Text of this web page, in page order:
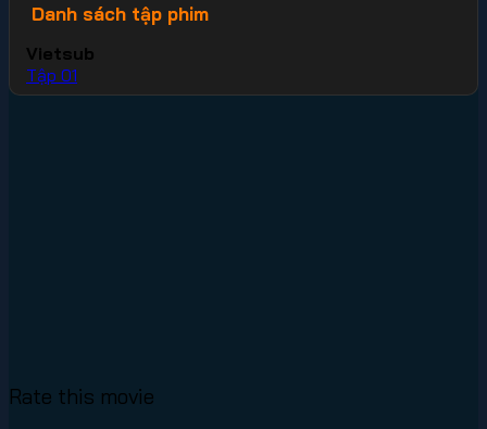
Danh sách tập phim
Vietsub
Tập 01
Rate this movie